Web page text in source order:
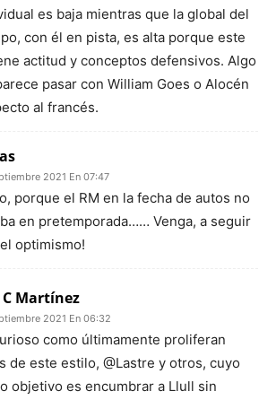
es baja mientras que la global del
con él en pista, es alta porque este
actitud y conceptos defensivos. Algo
pasar con William Goes o Alocén
al francés.
2021 En 07:47
porque el RM en la fecha de autos no
en pretemporada…… Venga, a seguir
optimismo!
C Martínez
2021 En 06:32
como últimamente proliferan
de este estilo, @Lastre y otros, cuyo
objetivo es encumbrar a Llull sin